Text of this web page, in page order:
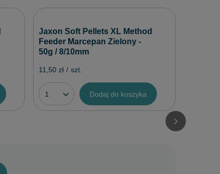
Jaxon Soft Pellets XL Method
Feeder Marcepan Zielony -
50g / 8/10mm
11,50 zł / szt.
Dodaj do koszyka